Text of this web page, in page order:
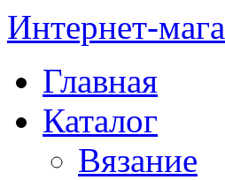
Интернет-
Главная
Каталог
Вязание